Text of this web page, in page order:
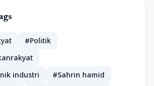
#Politik
industri
#Sahrin hamid